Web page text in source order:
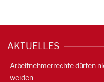
AKTUELLES
Arbeitnehmerrechte dürfen
werden